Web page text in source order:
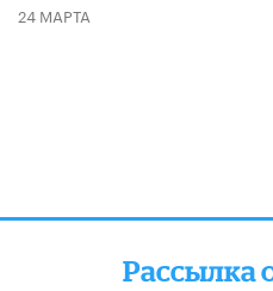
24 МАРТА
Рассылка